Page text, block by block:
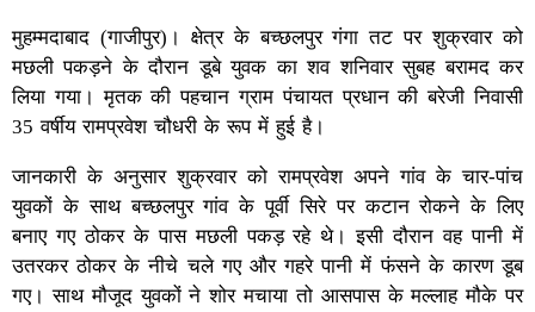
मुहम्मदाबाद (गाजीपुर)। क्षेत्र के बच्छलपुर गंगा तट पर शुक्रवार को
मछली पकड़ने के दौरान डूबे युवक का शव शनिवार सुबह बरामद कर
लिया गया। मृतक की पहचान ग्राम पंचायत प्रधान की बरेजी निवासी
35 वर्षीय रामप्रवेश चौधरी के रूप में हुई है।
जानकारी के अनुसार शुक्रवार को रामप्रवेश अपने गांव के चार-पांच
युवकों के साथ बच्छलपुर गांव के पूर्वी सिरे पर कटान रोकने के लिए
बनाए गए ठोकर के पास मछली पकड़ रहे थे। इसी दौरान वह पानी में
उतरकर ठोकर के नीचे चले गए और गहरे पानी में फंसने के कारण डूब
गए। साथ मौजूद युवकों ने शोर मचाया तो आसपास के मल्लाह मौके पर